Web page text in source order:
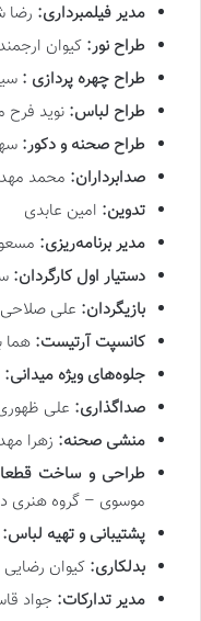
مدیر فیلمبرداری: رضا
طراح نور: کیوان ارجمند
طراح چهره پردازی :
طراح لباس: نوید فرح
طراح صحنه و دکور:
صدابرداران: محمد
تدوین: امین عابدی
مدیر برنامهریزی:
دستیار اول کارگردان:
بازیگردان: علی صلاحی
کانسپت آرتیست: هما
جلوههای ویژه میدانی:
صداگذاری: علی
منشی صحنه: زهرا
طراحی و ساخت
موسوی – گروه هنری
پشتیبانی و تهیه لباس:
بدلکاری: کیوان رضایی
مدیر تدارکات: جواد